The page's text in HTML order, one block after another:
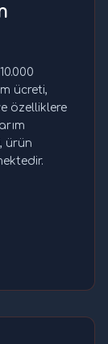
ücreti,
özelliklere
ürün